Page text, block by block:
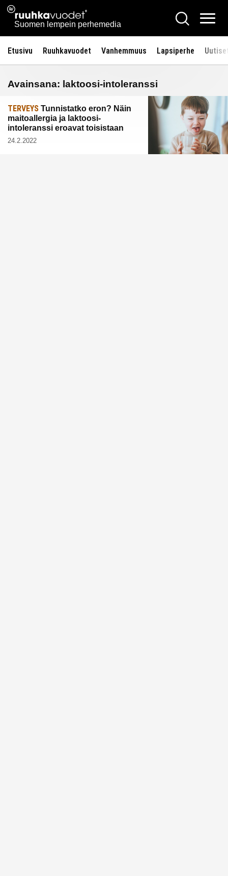
Siirry
sisältöön
Ruuhkavuodet.fi
Suomen lempein perhemedia
Hae
Etusivu Ruuhkavuodet Vanhemmuus Lapsiperhe
Avainsana: laktoosi-intoleranssi
TERVEYS Tunnistatko eron? Näin
maitoallergia ja laktoosi-
intoleranssi eroavat toisistaan
24.2.2022